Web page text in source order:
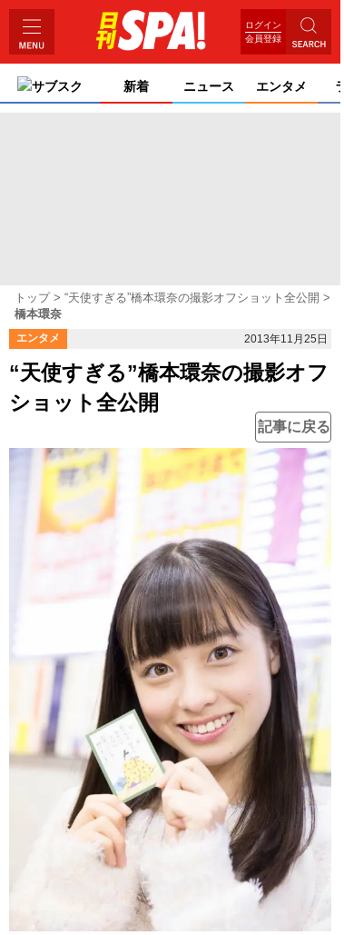
ログイン
会員登録
サブスク 新着 ニュース エンタメ
トップ
“天使すぎる”橋本環奈の撮影オフショット全公開
橋本環奈
エンタメ 2013年11月25日
“天使すぎる”橋本環奈の撮影オフ
ショット全公開
記事に戻る